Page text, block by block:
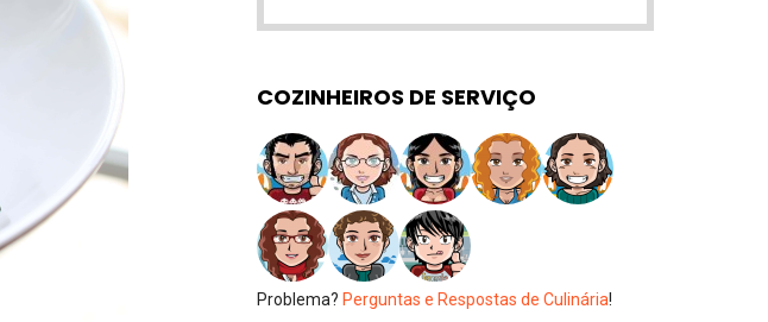
COZINHEIROS DE SERVIÇO
Problema? Perguntas e Respostas de Culinária!